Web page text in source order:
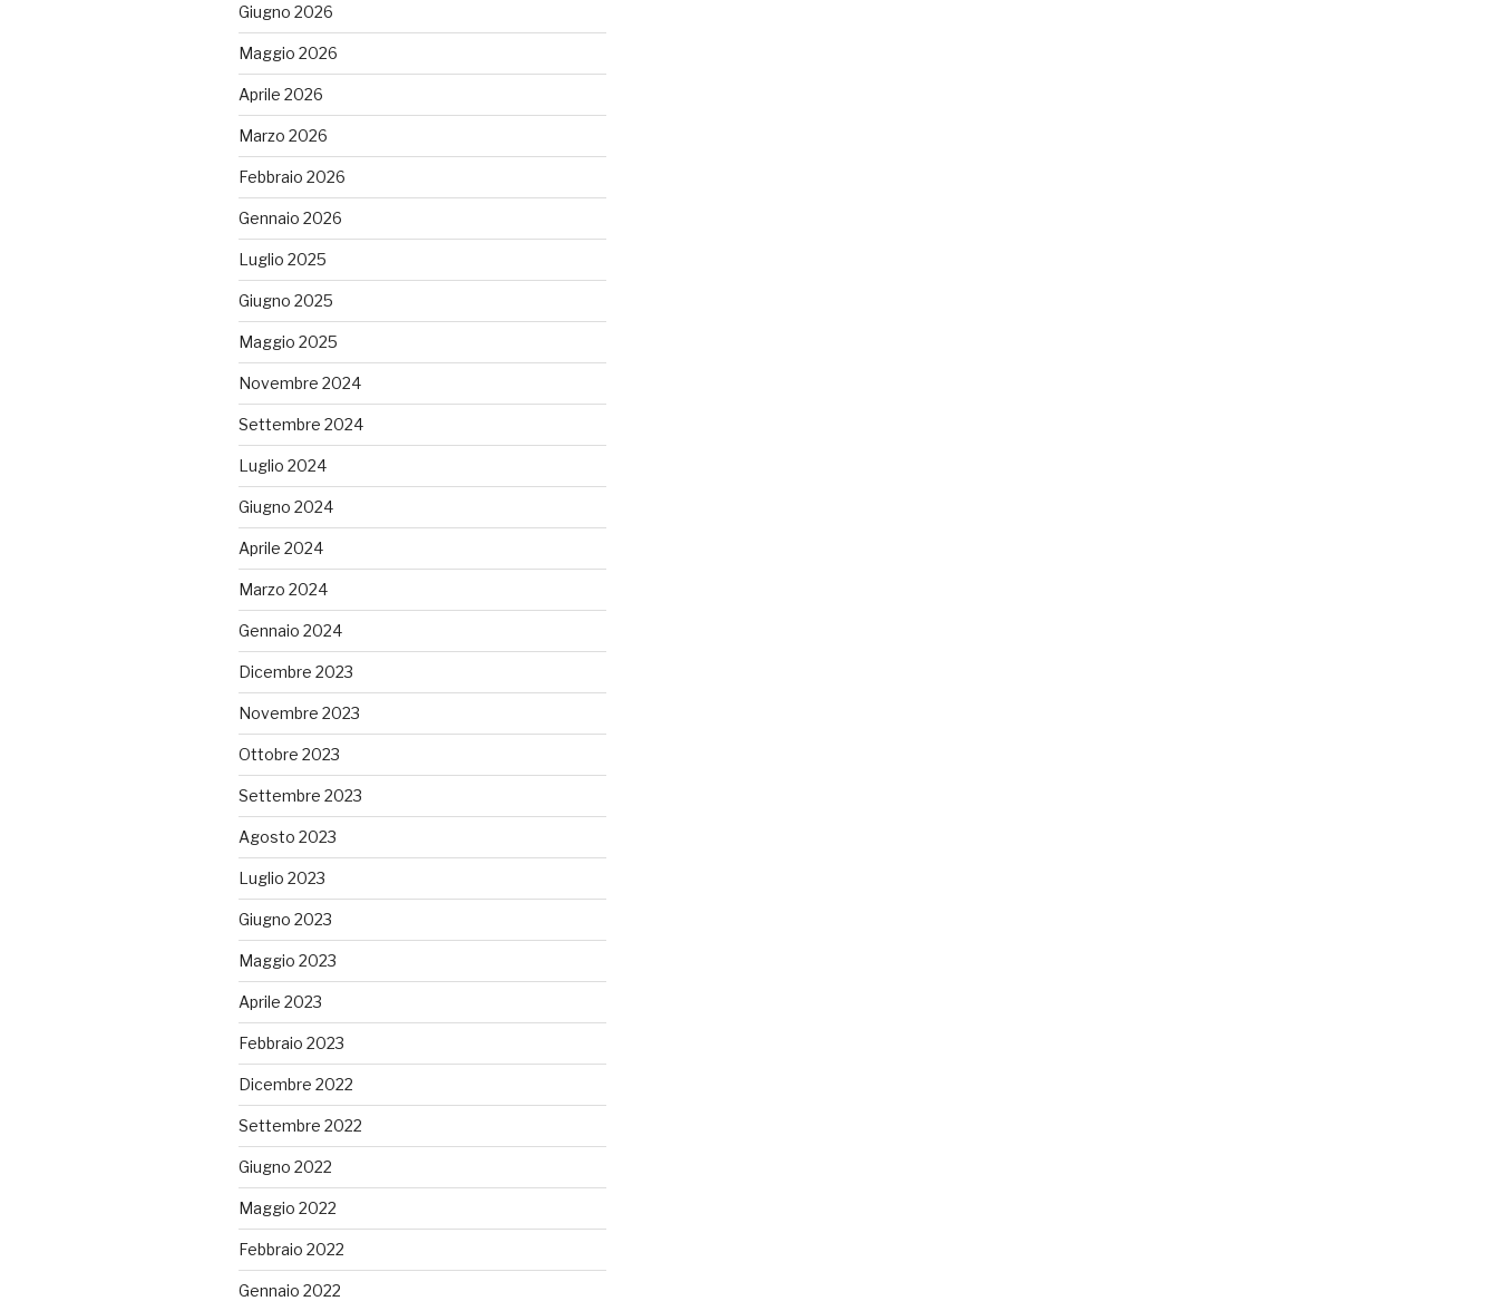
Giugno 2026
Maggio 2026
Aprile 2026
Marzo 2026
Febbraio 2026
Gennaio 2026
Luglio 2025
Giugno 2025
Maggio 2025
Novembre 2024
Settembre 2024
Luglio 2024
Giugno 2024
Aprile 2024
Marzo 2024
Gennaio 2024
Dicembre 2023
Novembre 2023
Ottobre 2023
Settembre 2023
Agosto 2023
Luglio 2023
Giugno 2023
Maggio 2023
Aprile 2023
Febbraio 2023
Dicembre 2022
Settembre 2022
Giugno 2022
Maggio 2022
Febbraio 2022
Gennaio 2022